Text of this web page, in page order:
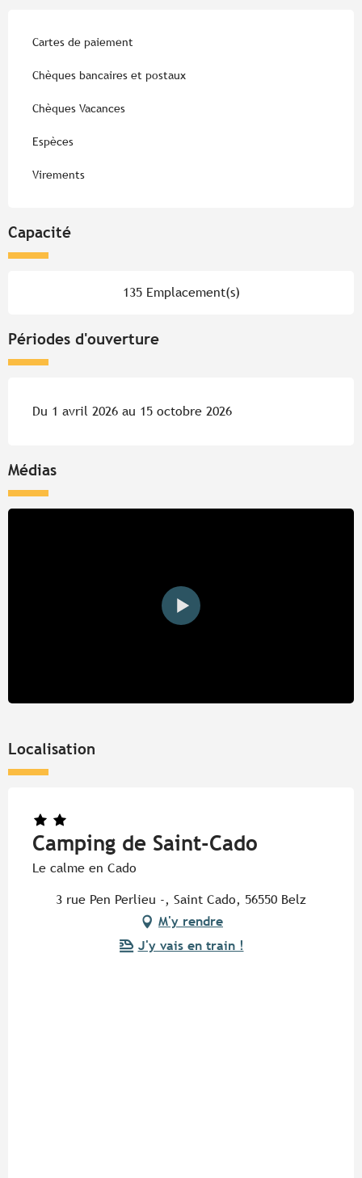
Cartes de paiement
Chèques bancaires et postaux
Chèques Vacances
Espèces
Virements
Capacité
135 Emplacement(s)
Périodes d'ouverture
Du 1 avril 2026 au 15 octobre 2026
Médias
Localisation
Camping de Saint-Cado
Le calme en Cado
3 rue Pen Perlieu -, Saint Cado, 56550 Belz
M'y rendre
J'y vais en train !